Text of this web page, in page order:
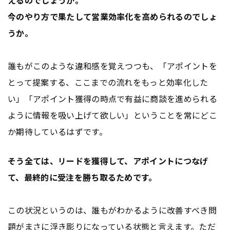
今のやり方で果たして営業効率化を高められるのでしょ
うか。
誰もがこのような違和感を覚えつつも、「アポイントを
とって提案する、ここまでの流れをもっと効率化した
い」「アポイント獲得の時点で有益に商談を進められる
ように情報を吸い上げて欲しい」ということを常にどこ
か期待しているはずです。
そう全ては、リードを獲得して、アポイントにつなげ
て、最終的に受注を勝ち取るためです。
この状況というのは、誰もがわかるように改善すべき問
題がまさに浮き彫りになっている状態と言えます。ただ